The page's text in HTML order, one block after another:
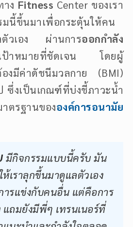
างFitness Center ของเรา
มนี้ขึ้นมาเพื่อกระตุ้นให้คน
ตัวเอง ผ่านการออกกำลัง
เป้าหมายที่ชัดเจน โดยผู้
องมีค่าดัชนีมวลกาย (BMI)
ซึ่งเป็นเกณฑ์ที่บ่งชี้ภาวะน้ำ
รฐานขององค์การอนามัย
มีกิจกรรมแบบนี้ครับ มัน
เราลุกขึ้นมาดูแลตัวเอง
ารแข่งกับคนอื่น แต่คือการ
แถมยังมีพี่ๆ เทรนเนอร์ที่